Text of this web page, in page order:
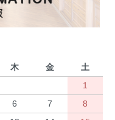
木 金
土
1
6 7
8